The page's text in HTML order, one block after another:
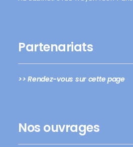
Partenariats
>> Rendez-vous sur cette page
Nos ouvrages